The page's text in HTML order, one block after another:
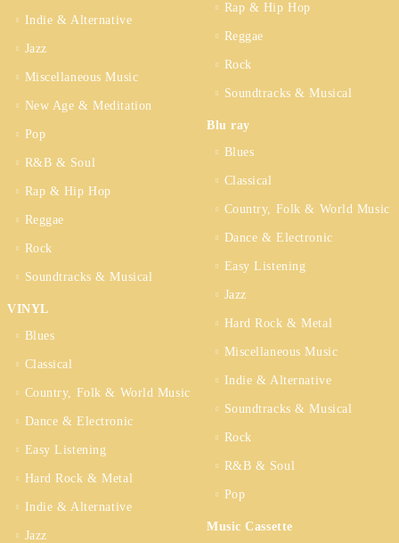
Indie & Alternative
Jazz
Miscellaneous Music
New Age & Meditation
Pop
R&B & Soul
Rap & Hip Hop
Reggae
Rock
Soundtracks & Musical
VINYL
Blues
Classical
Country, Folk & World Music
Dance & Electronic
Easy Listening
Hard Rock & Metal
Indie & Alternative
Jazz
Rap & Hip Hop
Reggae
Rock
Soundtracks & Musical
Blu ray
Blues
Classical
Country, Folk & World Music
Dance & Electronic
Easy Listening
Jazz
Hard Rock & Metal
Miscellaneous Music
Indie & Alternative
Soundtracks & Musical
Rock
R&B & Soul
Pop
Music Cassette